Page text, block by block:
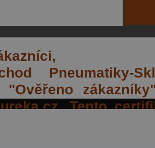
Pneumatiky-
"Ověřeno
Tento